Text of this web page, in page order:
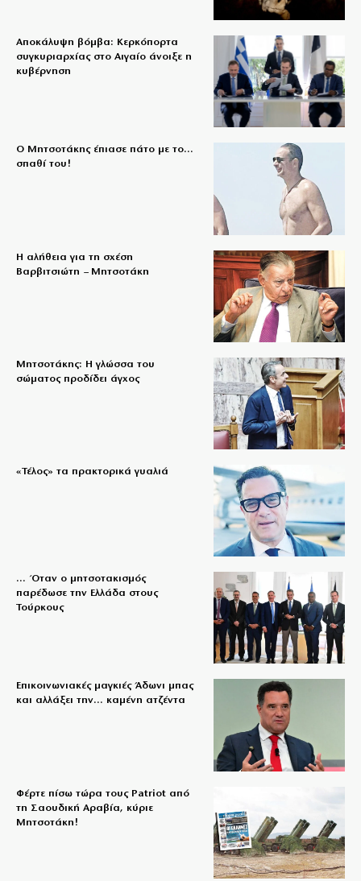
Αποκάλυψη βόμβα: Κερκόπορτα
συγκυριαρχίας στο Αιγαίο άνοιξε η
κυβέρνηση
Ο Μητσοτάκης έπιασε πάτο με το…
σπαθί του!
Η αλήθεια για τη σχέση
Βαρβιτσιώτη – Μητσοτάκη
Μητσοτάκης: Η γλώσσα του
σώματος προδίδει άγχος
«Τέλος» τα πρακτορικά γυαλιά
… Όταν ο μητσοτακισμός
παρέδωσε την Ελλάδα στους
Τούρκους
Επικοινωνιακές μαγκιές Άδωνι μπας
και αλλάξει την… καμένη ατζέντα
Φέρτε πίσω τώρα τους Patriot από
τη Σαουδική Αραβία, κύριε
Μητσοτάκη!